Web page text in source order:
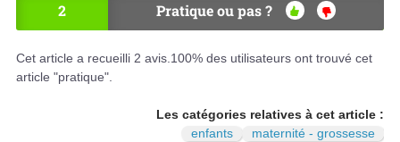
2 Pratique ou pas ?
OU
NO
N
Cet article a recueilli 2 avis. 100% des utilisateurs ont trouvé cet
article "pratique".
Les catégories relatives à cet article :
enfants
maternité - grossesse